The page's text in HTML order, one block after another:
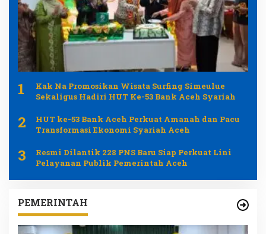
1
Kak Na Promosikan Wisata Surfing Simeulue
Sekaligus Hadiri HUT Ke-53 Bank Aceh Syariah
2
HUT ke-53 Bank Aceh Perkuat Amanah dan Pacu
Transformasi Ekonomi Syariah Aceh
3
Resmi Dilantik 228 PNS Baru Siap Perkuat Lini
Pelayanan Publik Pemerintah Aceh
PEMERINTAH